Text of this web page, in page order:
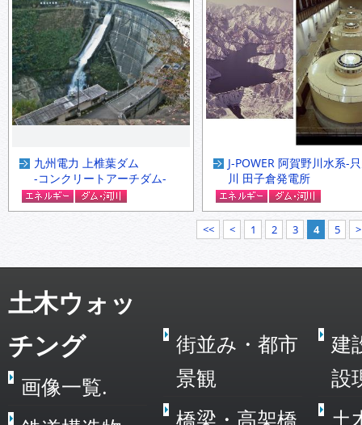
九州電力 上椎葉ダム
-コンクリートアーチダム-
J-POWER 阿賀野川水系-
川 田子倉発電所
<< < 1 2 3 4 5 >
土木ウォッ
チング
画像一覧.
街並み・都市
景観
橋梁・高架橋
建
設
土